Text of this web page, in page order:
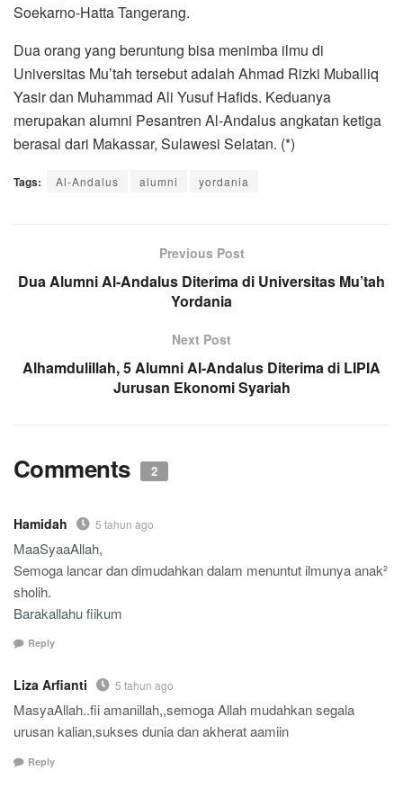
Soekarno-Hatta Tangerang.
Dua orang yang beruntung bisa menimba ilmu di
Universitas Mu’tah tersebut adalah Ahmad Rizki Muballiq
Yasir dan Muhammad Ali Yusuf Hafids. Keduanya
merupakan alumni Pesantren Al-Andalus angkatan ketiga
berasal dari Makassar, Sulawesi Selatan. (*)
Tags: Al-Andalus alumni yordania
Previous Post
Dua Alumni Al-Andalus Diterima di Universitas Mu’tah
Yordania
Next Post
Alhamdulillah, 5 Alumni Al-Andalus Diterima di LIPIA
Jurusan Ekonomi Syariah
Comments 2
Hamidah 5 tahun ago
MaaSyaaAllah,
Semoga lancar dan dimudahkan dalam menuntut ilmunya anak²
sholih.
Barakallahu fiikum
Reply
Liza Arfianti 5 tahun ago
MasyaAllah..fii amanillah,,semoga Allah mudahkan segala
urusan kalian,sukses dunia dan akherat aamiin
Reply